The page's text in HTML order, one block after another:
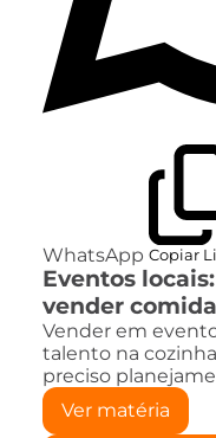
WhatsApp Copiar
Eventos
vender comida
Vender em
talento na
preciso
Ver matéria